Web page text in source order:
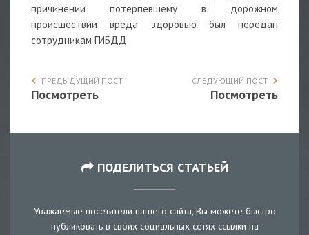
причинении потерпевшему в дорожном
происшествии вреда здоровью был передан
сотрудникам ГИБДД.
ПРЕДЫДУЩИЙ ПОСТ
Посмотреть
СЛЕДУЮЩИЙ ПОСТ
Посмотреть
ПОДЕЛИТЬСЯ СТАТЬЕЙ
Уважаемые посетители нашего сайта, Вы можете быстро
публиковать в своих социальных сетях ссылки на